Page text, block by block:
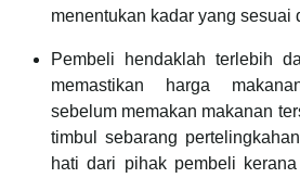
menentukan kadar yang sesuai
Pembeli hendaklah terlebih
memastikan harga
sebelum memakan makanan
timbul sebarang
hati dari pihak pembeli